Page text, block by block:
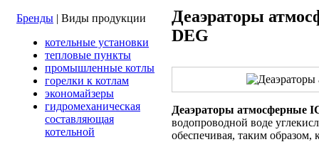
Бренды | Виды продукции
котельные установки
тепловые пункты
промышленные котлы
горелки к котлам
экономайзеры
гидромеханическая
составляющая
котельной
Деаэраторы
DEG
Деаэраторы атмосферные
водопроводной воде
обеспечивая, таким образом,